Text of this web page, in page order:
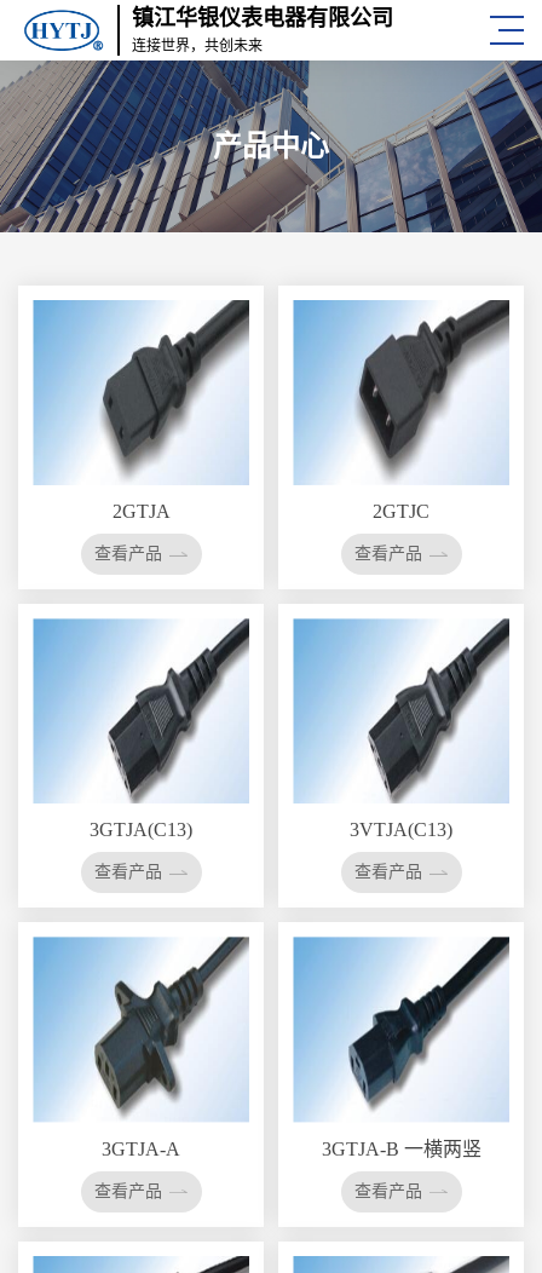
镇江华银仪表电器有限公司
连接世界，共创未来
产品中心
2GTJA
查看产品
2GTJC
查看产品
3GTJA(C13)
查看产品
3VTJA(C13)
查看产品
3GTJA-A
查看产品
3GTJA-B 一横两竖
查看产品